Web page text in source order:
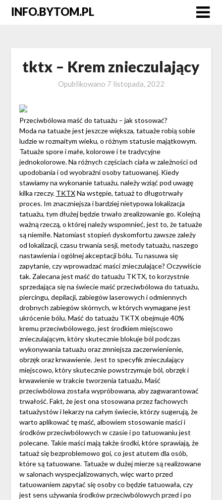
SkipINFO.BYTOM.PL
tktx – Krem znieczulający
Opublikowano 7 listopada, 2022
Przeciwbólowa maść do tatuażu – jak stosować?
Moda na tatuaże jest jeszcze większa, tatuaże robią sobie
ludzie w rozmaitym wieku, o różnym statusie majątkowym.
Tatuaże spore i małe, kolorowe i te tradycyjne
jednokolorowe. Na różnych częściach ciała w zależności od
upodobania i od wyobraźni osoby tatuowanej. Kiedy
stawiamy na wykonanie tatuażu, należy wziąć pod uwagę
kilka rzeczy. TKTXNa wstępie, tatuaż to długotrwały
proces. Im znaczniejsza i bardziej nietypowa lokalizacja
tatuażu, tym dłużej będzie trwało zrealizowanie go. Kolejną
ważną rzeczą, o której należy wspomnieć, jest to, że tatuaże
są niemiłe. Natomiast stopień dyskomfortu zawsze zależy
od lokalizacji, czasu trwania sesji, metody tatuażu, naszego
nastawienia i ogólnej akceptacji bólu. Tu nasuwa się
zapytanie, czy wprowadzać maści znieczulające? Oczywiście
tak. Zalecana jest maść do tatuażu TKTX, to korzystnie
sprzedająca się na świecie maść przeciwbólowa do tatuażu,
piercingu, depilacji, zabiegów laserowych i odmiennych
drobnych zabiegów skórnych, w których wymagane jest
ukrócenie bólu. Maść do tatuażu TKTX obejmuje 40%
kremu przeciwbólowego, jest środkiem miejscowo
znieczulającym, który skutecznie blokuje ból podczas
wykonywania tatuażu oraz zmniejsza zaczerwienienie,
obrzęk oraz krwawienie. Jest to specyfik znieczulający
miejscowo, który skutecznie powstrzymuje ból, obrzęk i
krwawienie w trakcie tworzenia tatuażu. Maść
przeciwbólowa została wypróbowana, aby zagwarantować
trwałość. Fakt, że jest ona stosowana przez fachowych
tatuażystów i lekarzy na całym świecie, którzy sugerują, że
warto aplikować tę maść, albowiem stosowanie maści i
środków przeciwbólowych w czasie i po tatuowaniu jest
polecane. Takie maści mają także środki, które sprawiają, że
tatuaż się bezproblemowo goi, co jest atutem dla osób,
które są tatuowane. Tatuaże w dużej mierze są realizowane
w salonach wyspecjalizowanych, więc warto przed
tatuowaniem zapytać się osoby co będzie tatuowała, czy
jest sens używania środków przeciwbólowych przed i po